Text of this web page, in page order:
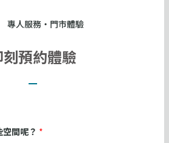
專人服務・門市體驗
刻預約體驗
間呢？ *